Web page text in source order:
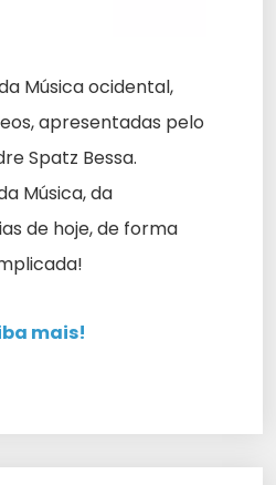
Música ocidental,
apresentadas pelo
Spatz Bessa.
Música, da
de hoje, de forma
mais!